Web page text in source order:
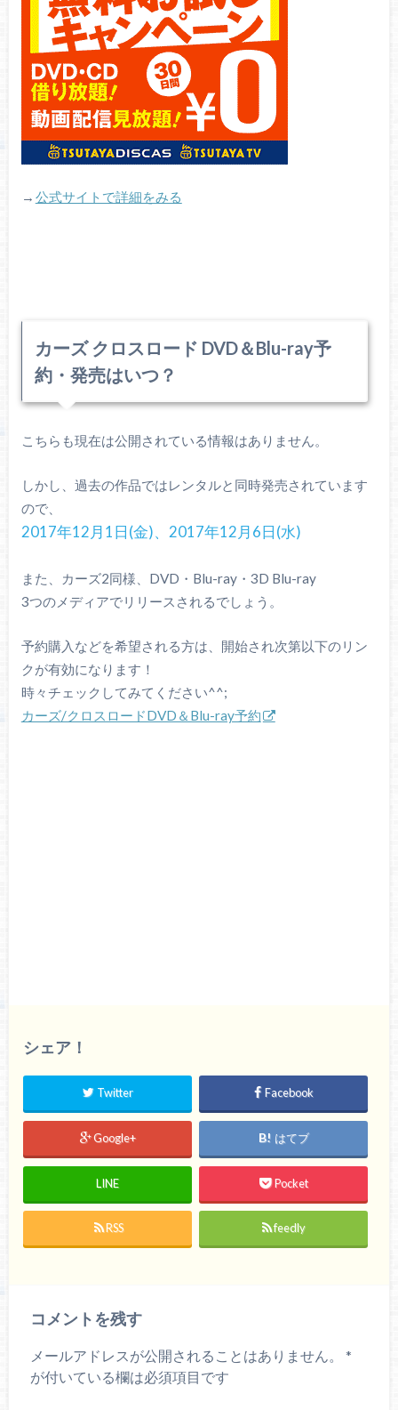
→ 公式サイトで詳細をみる
カーズ クロスロード DVD＆Blu-ray予
約・発売はいつ？
こちらも現在は公開されている情報はありません。
しかし、過去の作品ではレンタルと同時発売されています
ので、
2017年12月1日(金)、2017年12月6日(水)
また、カーズ2同様、DVD・Blu-ray・3D Blu-ray
3つのメディアでリリースされるでしょう。
予約購入などを希望される方は、開始され次第以下のリン
クが有効になります！
時々チェックしてみてください^^;
カーズ/クロスロードDVD＆Blu-ray予約
シェア！
Twitter Facebook
Google+ はてブ
LINE Pocket
RSS feedly
コメントを残す
メールアドレスが公開されることはありません。
*
が付いている欄は必須項目です